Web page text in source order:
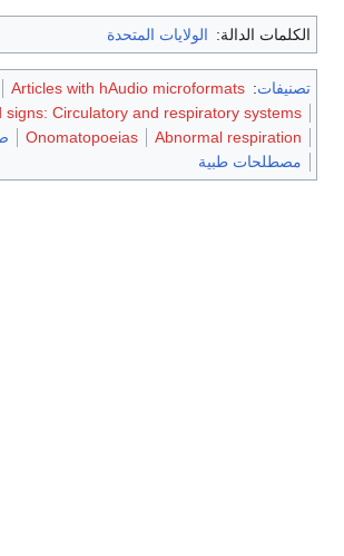
الكلمات الدالة: الولايات المتحدة
تصنيفات:
Articles with hAudio microformats
signs: Circulatory and respiratory systems
Abnormal respiration
Onomatopoeias
مصطلحات طبية